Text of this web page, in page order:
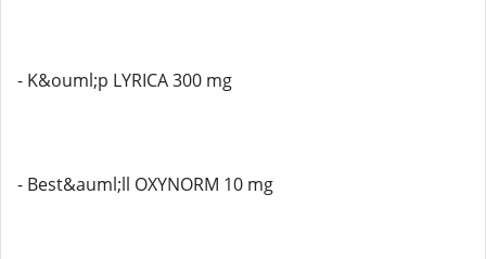
- K&ouml;p LYRICA 300 mg
- Best&auml;ll OXYNORM 10 mg